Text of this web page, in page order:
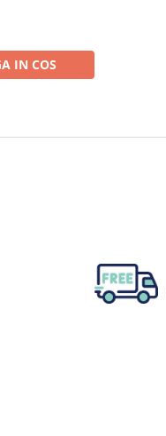
IN COS